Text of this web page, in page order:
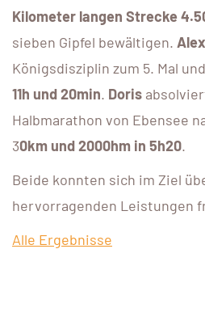
Kilometer langen Strecke
sieben Gipfel bewältigen. Alex
Königsdisziplin zum 5. Mal
11h und 20min. Doris
Halbmarathon von Ebensee
30km und 2000hm in 5h20.
Beide konnten sich im Ziel
hervorragenden Leistungen
Alle Ergebnisse